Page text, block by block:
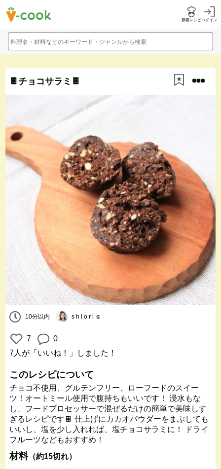
新着レシピログイン
料理名・材料などのキーワード・ジャンルから検索
🍫チョコサラミ🍫
10分以内 s h i o r i ☺︎
7
0
7人 が「いいね！」しました！
このレシピについて
チョコ不使用、グルテンフリー、ローフードのスイー
ツ！オートミール使用で腹持ちもいいです！ 浸水もな
し、フードプロセッサーで混ぜるだけの簡単で美味しす
ぎるレシピです🍫 仕上げにカカオパウダーをまぶしても
いいし、塩を少し入れれば、塩チョコサラミに！ ドライ
フルーツなどもおすすめ！
材料（約15切れ）